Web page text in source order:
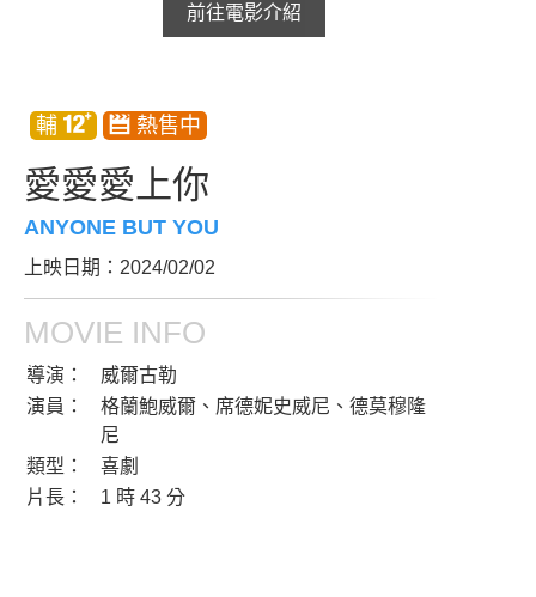
前往電影介紹
愛愛愛上你
ANYONE BUT YOU
上映日期：2024/02/02
MOVIE INFO
導演：
威爾古勒
演員：
格蘭鮑威爾、席德妮史威尼、德莫穆隆
尼
類型：
喜劇
片長：
1 時 43 分
會員Q&A